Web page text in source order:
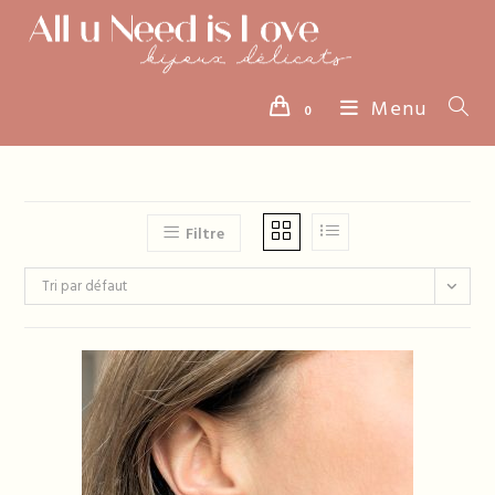
0 Menu
Filtre
Tri par défaut